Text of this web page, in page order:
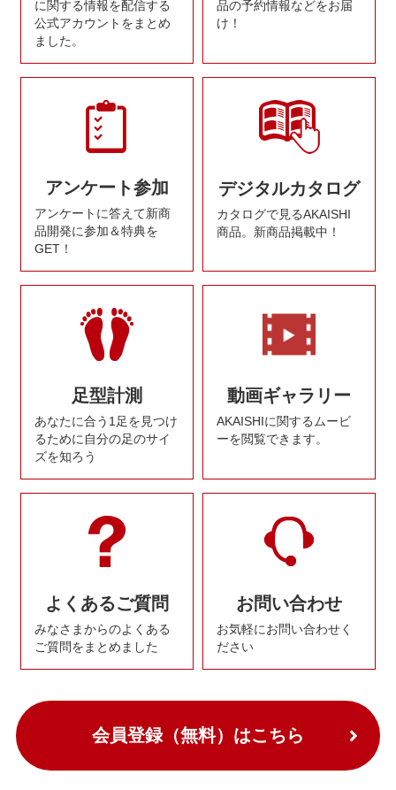
に関する情報を配信する
公式アカウントをまとめ
ました。
品の予約情報などをお届
け！
アンケート参加
アンケートに答えて新商
品開発に参加＆特典を
GET！
デジタルカタログ
カタログで見るAKAISHI
商品。新商品掲載中！
足型計測
あなたに合う1足を見つけ
るために自分の足のサイ
ズを知ろう
動画ギャラリー
AKAISHIに関するムービ
ーを閲覧できます。
よくあるご質問
みなさまからのよくある
ご質問をまとめました
お問い合わせ
お気軽にお問い合わせく
ださい
会員登録（無料）はこちら